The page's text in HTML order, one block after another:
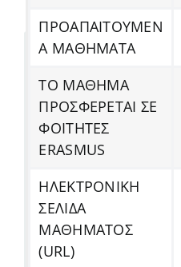
ΠΡΟΑΠΑΙΤΟΥΜΕΝ
Α ΜΑΘΗΜΑΤΑ
ΤΟ ΜΑΘΗΜΑ
ΠΡΟΣΦΕΡΕΤΑΙ ΣΕ
ΦΟΙΤΗΤΕΣ
ERASMUS
ΗΛΕΚΤΡΟΝΙΚΗ
ΣΕΛΙΔΑ
ΜΑΘΗΜΑΤΟΣ
(URL)